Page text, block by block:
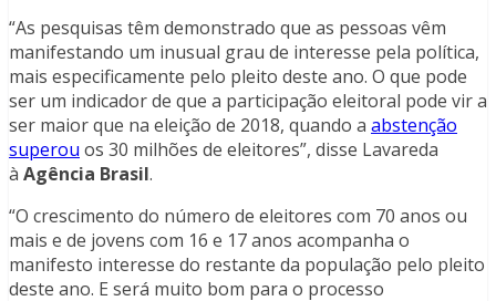
“As pesquisas têm demonstrado que as pessoas vêm
manifestando um inusual grau de interesse pela política,
mais especificamente pelo pleito deste ano. O que pode
ser um indicador de que a participação eleitoral pode vir a
ser maior que na eleição de 2018, quando a abstenção
superou os 30 milhões de eleitores”, disse Lavareda
à Agência Brasil.
“O crescimento do número de eleitores com 70 anos ou
mais e de jovens com 16 e 17 anos acompanha o
manifesto interesse do restante da população pelo pleito
deste ano. E será muito bom para o processo